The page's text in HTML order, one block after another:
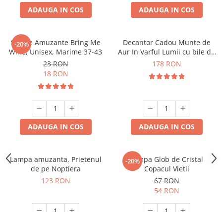
ADAUGA IN COS ADAUGA IN COS
-20%
Sosete Amuzante Bring Me
Wine, Unisex, Marime 37-43
23 RON
18 RON
ADAUGA IN COS
Decantor Cadou Munte de
Aur In Varful Lumii cu bile de
curatare
178 RON
ADAUGA IN COS
Lampa amuzanta, Prietenul
de pe Noptiera
123 RON
-20%
Lampa Glob de Cristal
Copacul Vietii
67 RON
54 RON